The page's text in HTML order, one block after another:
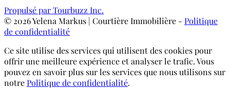
Propulsé par Tourbuzz Inc.
© 2026Yelena Markus | Courtière Immobilière - Politique
de confidentialité
Ce site utilise des services qui utilisent des cookies pour
offrir une meilleure expérience et analyser le trafic. Vous
pouvez en savoir plus sur les services que nous utilisons sur
notrePolitique de confidentialité.